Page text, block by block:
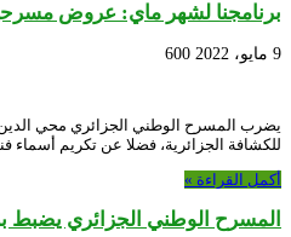
برنامجنا لشهر ماي: عروض
9 مايو، 2022 600
يضرب المسرح الوطني الجزائري محي الدين
للكشافة الجزائرية، فضلا عن تكريم
أكمل القراءة »
المسرح الوطني الجزائري يضبط